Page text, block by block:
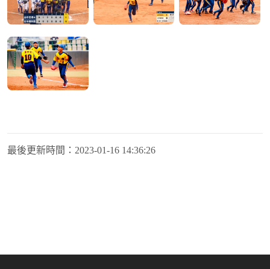
最後更新時間： 2023-01-16 14:36:26